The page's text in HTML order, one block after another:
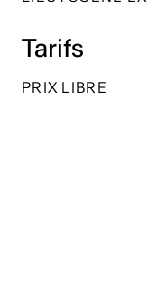
Tarifs
PRIX LIBRE